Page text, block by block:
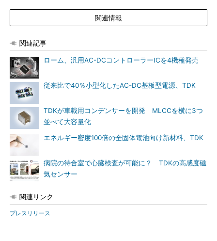
関連情報
関連記事
ローム、汎用AC-DCコントローラーICを4機種発売
従来比で40％小型化したAC-DC基板型電源、TDK
TDKが車載用コンデンサーを開発 MLCCを横に3つ
並べて大容量化
エネルギー密度100倍の全固体電池向け新材料、TDK
病院の待合室で心臓検査が可能に？ TDKの高感度磁
気センサー
関連リンク
プレスリリース